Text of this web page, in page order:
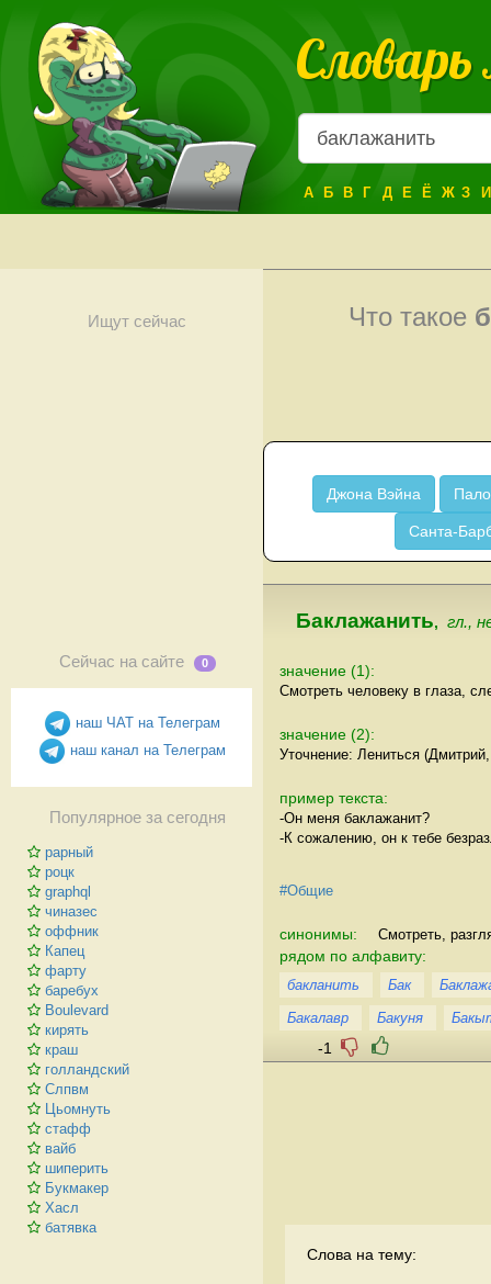
А Б В Г Д Е Ё Ж З И
Ищут сейчас
Сейчас на сайте 0
наш ЧАТ на Телеграм
наш канал на Телеграм
Популярное за сегодня
рарный
роцк
graphql
чиназес
оффник
Капец
фарту
баребух
Boulevard
кирять
краш
голландский
Слпвм
Цьомнуть
стафф
вайб
шиперить
Букмакер
Хасл
батявка
Что такое
Джона Вэйна
Санта-
Баклажанить, гл.,
значение (1):
Смотреть человеку в глаза,
значение (2):
Уточнение: Лениться
пример текста:
-Он меня баклажанит?
-К сожалению, он к тебе
#Общие
синонимы: Смотреть,
рядом по алфавиту:
бакланить Бак
Бакалавр
Бакуня
-1
Слова на тему: